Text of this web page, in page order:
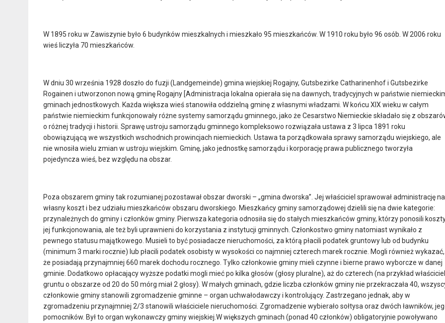
W 1895 roku w Zawiszynie było 6 budynków mieszkalnych i mieszkało 95 mieszkańców. W 1910 roku było 96 osób. W 2006 roku
wieś liczyła 70 mieszkańców.
W dniu 30 września 1928 doszło do fuzji (Landgemeinde) gmina wiejskiej Rogajny, Gutsbezirke Catharinenhof i Gutsbezirke
Rogainen i utworzonon nową gminę Rogajny [Administracja lokalna opierała się na dawnych, tradycyjnych w państwie
gminach jednostkowych. Każda większa wieś stanowiła oddzielną gminę z własnymi władzami. W końcu XIX wieku w całym
państwie niemieckim funkcjonowały różne systemy samorządu gminnego, jako że Cesarstwo Niemieckie składało się z
o różnej tradycji i historii. Sprawę ustroju samorządu gminnego kompleksowo rozwiązała ustawa z 3 lipca 1891 roku
obowiązującą we wszystkich wschodnich prowincjach niemieckich. Ustawa ta porządkowała sprawy samorządu wiejskiego, ale
nie wnosiła wielu zmian w ustroju wiejskim. Gminę, jako jednostkę samorządu i korporację prawa publicznego tworzyła
pojedyncza wieś, bez względu na obszar.
Poza obszarem gminy tak rozumianej pozostawał obszar dworski – „gmina dworska”. Jej właściciel sprawował administrację na
własny koszt i bez udziału mieszkańców obszaru dworskiego. Mieszkańcy gminy samorządowej dzielili się na dwie kategorie:
przynależnych do gminy i członków gminy. Pierwsza kategoria odnosiła się do stałych mieszkańców gminy, którzy ponosili
jej funkcjonowania, ale też byli uprawnieni do korzystania z instytucji gminnych. Członkostwo gminy natomiast wynikało z
pewnego statusu majątkowego. Musieli to być posiadacze nieruchomości, za którą płacili podatek gruntowy lub od budynku
(minimum 3 marki rocznie) lub płacili podatek osobisty w wysokości co najmniej czterech marek rocznie. Mogli również wykazać,
że posiadają przynajmniej 660 marek dochodu rocznego. Tylko członkowie gminy mieli czynne i bierne prawo wyborcze w danej
gminie. Dodatkowo opłacający wyższe podatki mogli mieć po kilka głosów (głosy pluralne), aż do czterech (na przykład właściciel
gruntu o obszarze od 20 do 50 mórg miał 2 głosy). W małych gminach, gdzie liczba członków gminy nie przekraczała 40,
członkowie gminy stanowili zgromadzenie gminne – organ uchwałodawczy i kontrolujący. Zastrzegano jednak, aby w
zgromadzeniu przynajmniej 2/3 stanowili właściciele nieruchomości. Zgromadzenie wybierało sołtysa oraz dwóch ławników,
pomocników. Był to organ wykonawczy gminy wiejskiej.W większych gminach (ponad 40 członków) obligatoryjnie powoływano